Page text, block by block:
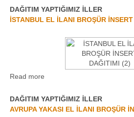
DAĞITIM YAPTIĞIMIZ İLLER
İSTANBUL EL İLANI BROŞÜR
Read more
DAĞITIM YAPTIĞIMIZ İLLER
AVRUPA YAKASI EL İLANI BROŞÜR